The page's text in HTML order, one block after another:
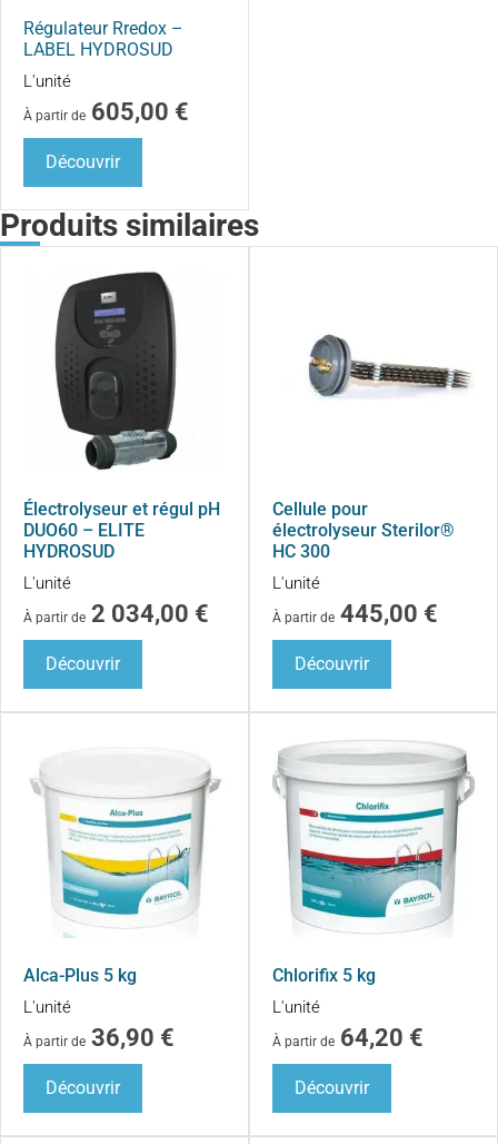
Régulateur Rredox –
LABEL HYDROSUD
L'unité
À partir de 605,00 €
Découvrir
Produits similaires
Électrolyseur et régul pH
DUO60 – ELITE
HYDROSUD
L'unité
À partir de 2 034,00 €
Découvrir
Cellule pour
électrolyseur Sterilor®
HC 300
L'unité
À partir de 445,00 €
Découvrir
Alca-Plus 5 kg
L'unité
À partir de 36,90 €
Découvrir
Chlorifix 5 kg
L'unité
À partir de 64,20 €
Découvrir